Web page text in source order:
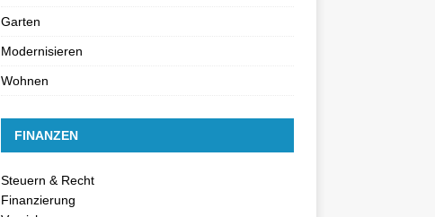
Garten
Modernisieren
Wohnen
FINANZEN
Steuern & Recht
Finanzierung